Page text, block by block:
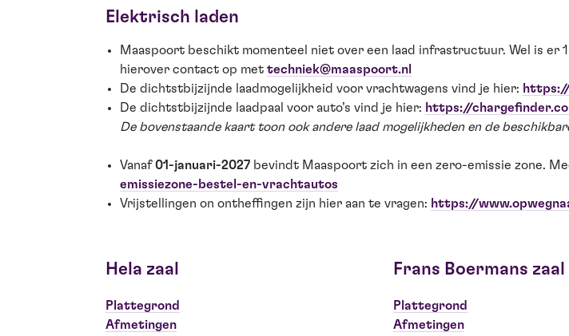
Elektrisch laden
Maaspoort beschikt momenteel niet over een laad infrastructuur. Wel is er
hierover contact op met techniek@maaspoort.nl
De dichtstbijzijnde laadmogelijkheid voor vrachtwagens vind je hier:
De dichtstbijzijnde laadpaal voor auto’s vind je hier: https://
De bovenstaande kaart toon ook andere laad mogelijkheden en de
Vanaf01-januari-2027 bevindt Maaspoort zich in een zero-emissie zone.
emissiezone-bestel-en-vrachtautos
Vrijstellingen on ontheffingen zijn hier aan te vragen: https://
Hela zaal
Plattegrond
Afmetingen
Frans Boermans zaal
Plattegrond
Afmetingen